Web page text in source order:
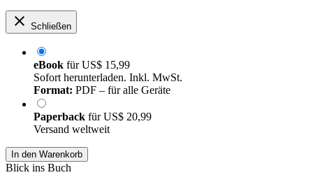
Schließen
eBook fürUS$ 15,99
Sofort herunterladen. Inkl. MwSt.
Format: PDF – für alle Geräte
Paperback fürUS$ 20,99
Versand weltweit
In den Warenkorb
Blick ins Buch